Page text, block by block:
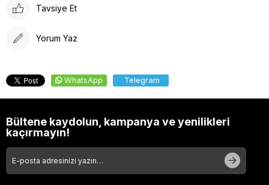
Tavsiye Et
Yorum Yaz
WhatsApp Telegram
Bültene kaydolun, kampanya ve yenilikleri
kaçırmayın!